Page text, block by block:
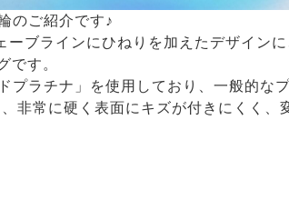
のご紹介です♪
ブラインにひねりを加えたデザイン
です。
ラチナ」を使用しており、一般的な
非常に硬く表面にキズが付きにくく、